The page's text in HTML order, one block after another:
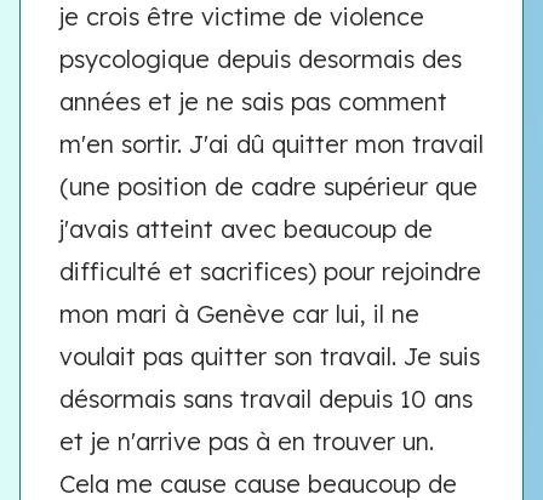
je crois être victime de violence
psycologique depuis desormais des
années et je ne sais pas comment
m'en sortir. J'ai dû quitter mon travail
(une position de cadre supérieur que
j'avais atteint avec beaucoup de
difficulté et sacrifices) pour rejoindre
mon mari à Genève car lui, il ne
voulait pas quitter son travail. Je suis
désormais sans travail depuis 10 ans
et je n'arrive pas à en trouver un.
Cela me cause cause beaucoup de